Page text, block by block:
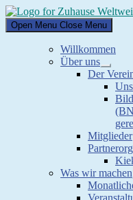
Skip
to
content
Open Menu Close Menu
Willkommen
Über uns
Show
sub
menu
Der
Mitglieder
Was wir machen